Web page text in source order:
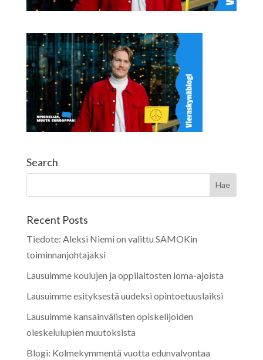
Search
Recent Posts
Tiedote: Aleksi Niemi on valittu SAMOKin
toiminnanjohtajaksi
Lausuimme koulujen ja oppilaitosten loma-ajoista
Lausuimme esityksestä uudeksi opintoetuuslaiksi
Lausuimme kansainvälisten opiskelijoiden
oleskelulupien muutoksista
Blogi: Kolmekymmentä vuotta edunvalvontaa